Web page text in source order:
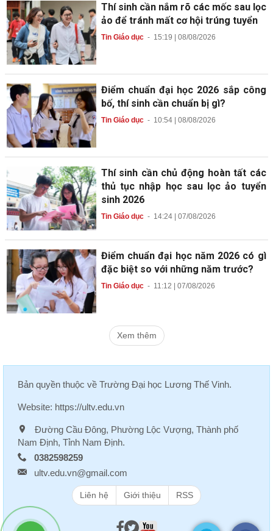
Thí sinh cần nắm rõ các mốc sau lọc
ảo để tránh mất cơ hội trúng tuyển
Tin Giáo dục- 15:19 | 08/08/2026
Điểm chuẩn đại học 2026 sắp công
bố, thí sinh cần chuẩn bị gì?
Tin Giáo dục- 10:54 | 08/08/2026
Thí sinh cần chủ động hoàn tất các
thủ tục nhập học sau lọc ảo tuyển
sinh 2026
Tin Giáo dục- 14:24 | 07/08/2026
Điểm chuẩn đại học năm 2026 có gì
đặc biệt so với những năm trước?
Tin Giáo dục- 11:12 | 07/08/2026
Xem thêm
Bản quyền thuộc về Trường Đại học Lương Thế Vinh.
Website: https://ultv.edu.vn
Đường Cầu Đông, Phường Lộc Vượng, Thành phố
Nam Định, Tỉnh Nam Định.
0382598259
ultv.edu.vn@gmail.com
Liên hệ Giới thiệu RSS